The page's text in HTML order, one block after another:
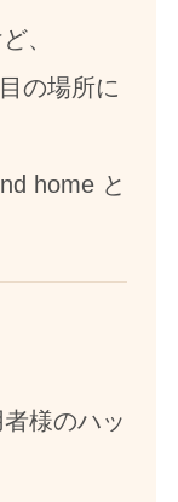
、
の場所に
home と
様のハッ